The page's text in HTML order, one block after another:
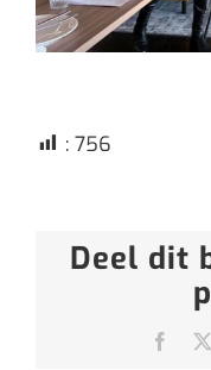
: 756
Deel dit